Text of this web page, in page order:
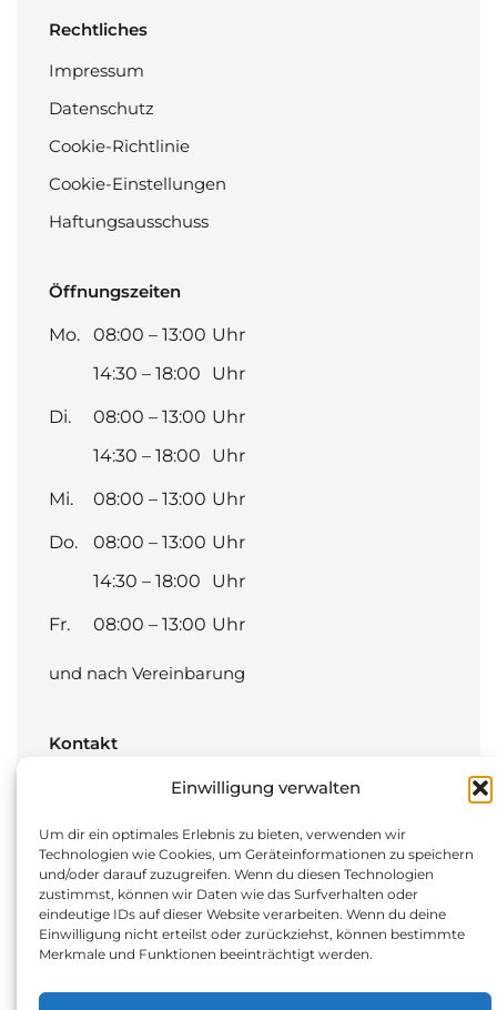
Einwilligung verwalten
Um dir ein optimales Erlebnis zu bieten, verwenden wir
Technologien wie Cookies, um Geräteinformationen zu speichern
und/oder darauf zuzugreifen. Wenn du diesen Technologien
zustimmst, können wir Daten wie das Surfverhalten oder
eindeutige IDs auf dieser Website verarbeiten. Wenn du deine
Einwilligung nicht erteilst oder zurückziehst, können bestimmte
Merkmale und Funktionen beeinträchtigt werden.
Rechtliches
Impressum
Datenschutz
Cookie-Richtlinie
Cookie-Einstellungen
Haftungsausschuss
Öffnungszeiten
Mo.
08:00 – 13:00
14:30 – 18:00
Uhr
Uhr
Di.
08:00 – 13:00
14:30 – 18:00
Uhr
Uhr
Mi. 08:00 – 13:00 Uhr
Do.
08:00 – 13:00
14:30 – 18:00
Uhr
Uhr
Fr. 08:00 – 13:00 Uhr
und nach Vereinbarung
Kontakt
Düsseldorfer Straße 80
T:0208 4128740
F: 0208 41287425
M:info@oz-muelheim.de